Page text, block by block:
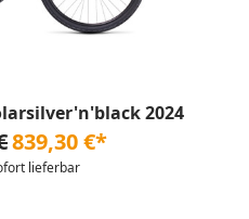
2024
839,30 €*
lieferbar